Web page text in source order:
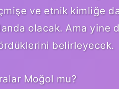
ve etnik kimliğe
olacak. Ama yine
belirleyecek.
Moğol mu?